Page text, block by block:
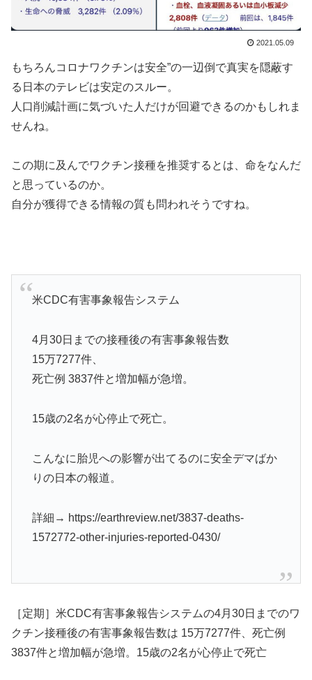
2021.05.09
もちろんコロナワクチンは安全”の一辺倒で真実を隠蔽す
る日本のテレビは安定のスルー。
人口削減計画に気づいた人だけが回避できるのかもしれま
せんね。
この期に及んでワクチン接種を推奨するとは、命をなんだ
と思っているのか。
自分が獲得できる情報の質も問われそうですね。
米CDC有害事象報告システム
4月30日までの接種後の有害事象報告数
15万7277件、
死亡例 3837件と増加幅が急増。
15歳の2名が心停止で死亡。
こんなに胎児への影響が出てるのに安全デマばか
りの日本の報道。
詳細→ https://earthreview.net/3837-deaths-
1572772-other-injuries-reported-0430/
［定期］米CDC有害事象報告システムの4月30日までのワ
クチン接種後の有害事象報告数は 15万7277件、死亡例
3837件と増加幅が急増。15歳の2名が心停止で死亡